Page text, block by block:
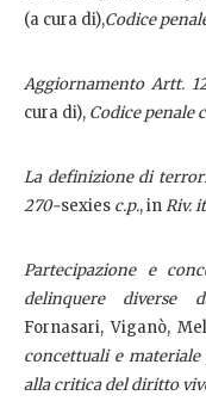
(a cura di),Codice
Aggiornamento Artt.
cura di), Codice penale
La definizione di
270-sexies c.p., inRiv.
Partecipazione e
delinquere diverse
Fornasari, Viganò,
concettuali e
alla critica del diritto